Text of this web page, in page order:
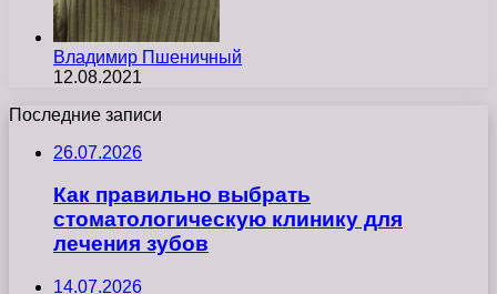
Владимир Пшеничный
12.08.2021
Последние записи
26.07.2026
Как правильно выбрать
стоматологическую клинику для
лечения зубов
14.07.2026